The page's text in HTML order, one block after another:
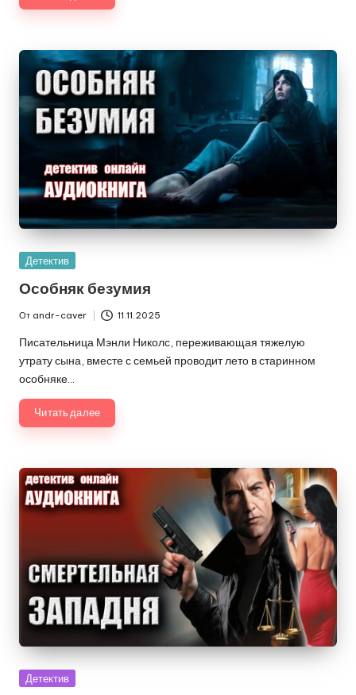
Опубликовано
Детектив
Особняк безумия
от
От andr-caver 11.11.2025
Писательница Мэнли Николс, переживающая тяжелую
утрату сына, вместе с семьей проводит лето в старинном
особняке…
Читать далее
Опубликовано
Детектив